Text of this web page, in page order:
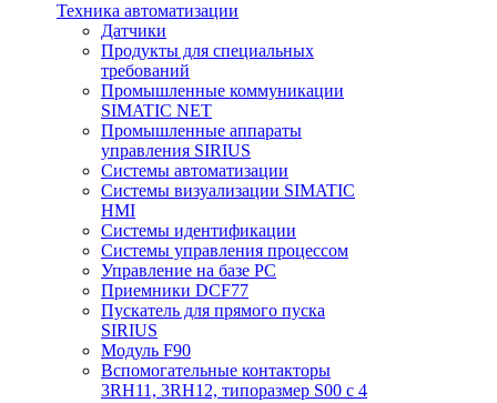
Техника автоматизации
Датчики
Продукты для специальных
требований
Промышленные коммуникации
SIMATIC NET
Промышленные аппараты
управления SIRIUS
Системы автоматизации
Системы визуализации SIMATIC
HMI
Системы идентификации
Системы управления процессом
Управление на базе РС
Приемники DCF77
Пускатель для прямого пуска
SIRIUS
Модуль F90
Вспомогательные контакторы
3RH11, 3RH12, типоразмер S00 с 4